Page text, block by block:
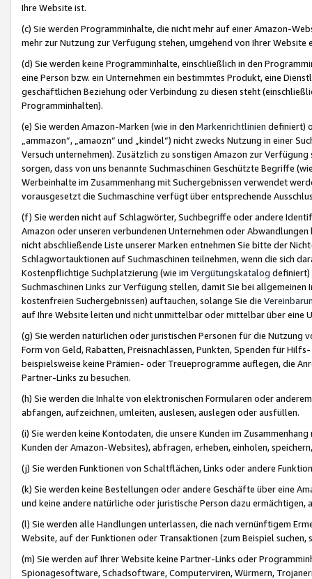
Ihre Website ist.
(c) Sie werden Programminhalte, die nicht mehr auf einer Amazon-
mehr zur Nutzung zur Verfügung stehen, umgehend von Ihrer
(d) Sie werden keine Programminhalte, einschließlich in den
eine Person bzw. ein Unternehmen ein bestimmtes Produkt, eine
geschäftlichen Beziehung oder Verbindung zu diesen steht
Programminhalten).
(e) Sie werden Amazon-Marken (wie in den Markenrichtlinien definiert)
„ammazon“, „amaozn“ und „kindel“) nicht zwecks Nutzung in einer
Versuch unternehmen). Zusätzlich zu sonstigen Amazon zur
sorgen, dass von uns benannte Suchmaschinen Geschützte Begriffe
Werbeinhalte im Zusammenhang mit Suchergebnissen verwendet
vorausgesetzt die Suchmaschine verfügt über entsprechende
(f) Sie werden nicht auf Schlagwörter, Suchbegriffe oder andere
Amazon oder unseren verbundenen Unternehmen oder
nicht abschließende Liste unserer Marken entnehmen Sie bitte der
Schlagwortauktionen auf Suchmaschinen teilnehmen, wenn die sich
Kostenpflichtige Suchplatzierung (wie im Vergütungskatalog definiert)
Suchmaschinen Links zur Verfügung stellen, damit Sie bei
kostenfreien Suchergebnissen) auftauchen, solange Sie die
auf Ihre Website leiten und nicht unmittelbar oder mittelbar über eine
(g) Sie werden natürlichen oder juristischen Personen für die Nutzung
Form von Geld, Rabatten, Preisnachlässen, Punkten, Spenden für
beispielsweise keine Prämien- oder Treueprogramme auflegen, die
Partner-Links zu besuchen.
(h) Sie werden die Inhalte von elektronischen Formularen oder
abfangen, aufzeichnen, umleiten, auslesen, auslegen oder ausfüllen.
(i) Sie werden keine Kontodaten, die unsere Kunden im
Kunden der Amazon-Websites), abfragen, erheben, einholen,
(j) Sie werden Funktionen von Schaltflächen, Links oder andere
(k) Sie werden keine Bestellungen oder andere Geschäfte über eine
und keine andere natürliche oder juristische Person dazu
(l) Sie werden alle Handlungen unterlassen, die nach vernünftigem
Website, auf der Funktionen oder Transaktionen (zum Beispiel
(m) Sie werden auf Ihrer Website keine Partner-Links oder
Spionagesoftware, Schadsoftware, Computerviren, Würmern,